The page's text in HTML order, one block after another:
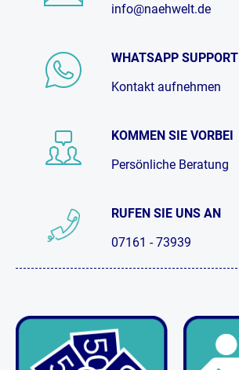
info@naehwelt.de
WHATSAPP SUPPORT
Kontakt aufnehmen
KOMMEN SIE VORBEI
Persönliche Beratung
RUFEN SIE UNS AN
07161 - 73939